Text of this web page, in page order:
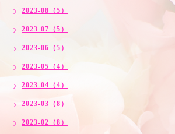
2023-08（5）
2023-07（5）
2023-06（5）
2023-05（4）
2023-04（4）
2023-03（8）
2023-02（8）